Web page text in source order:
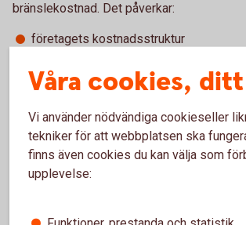
bränslekostnad. Det påverkar:
företagets kostnadsstruktur
hållbarhetsmål
investeringsplaner
Att analysera den totala kostnaden över
inklusive finansiering, service,
skatteeffekter, ger ett mer rättvisande
Våra cookies,
Vi använder nödvändiga cookieseller
tekniker för att webbplatsen ska
finns även cookies du kan välja som
upplevelse: